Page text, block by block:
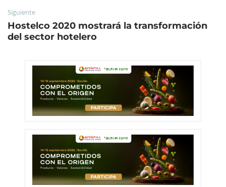
Siguiente
Hostelco 2020 mostrará la transformación
del sector hotelero